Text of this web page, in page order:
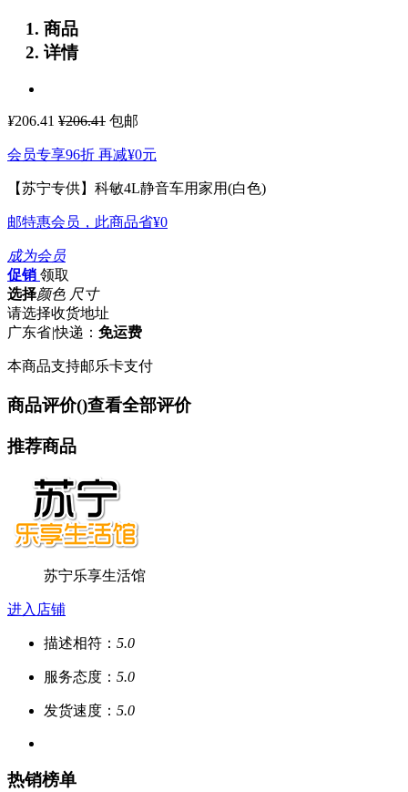
商品
详情
¥206.41 ¥206.41 包邮
会员专享96折 再减¥0元
【苏宁专供】科敏4L静音车用家用(白色)
邮特惠会员，此商品省¥0
成为会员
促销 领取
选择颜色 尺寸
请选择收货地址
广东省|快递： 免运费
本商品支持邮乐卡支付
商品评价()查看全部评价
推荐商品
苏宁乐享生活馆
进入店铺
描述相符： 5.0
服务态度： 5.0
发货速度： 5.0
热销榜单